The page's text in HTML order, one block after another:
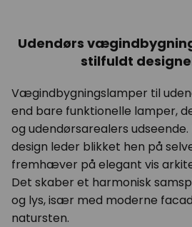
Udendørs
stilfuldt
Vægindbygningslamper til
end bare funktionelle lamper,
og udendørsarealers
design leder blikket hen på
fremhæver på elegant vis
Det skaber et harmonisk
og lys, især med moderne
natursten.